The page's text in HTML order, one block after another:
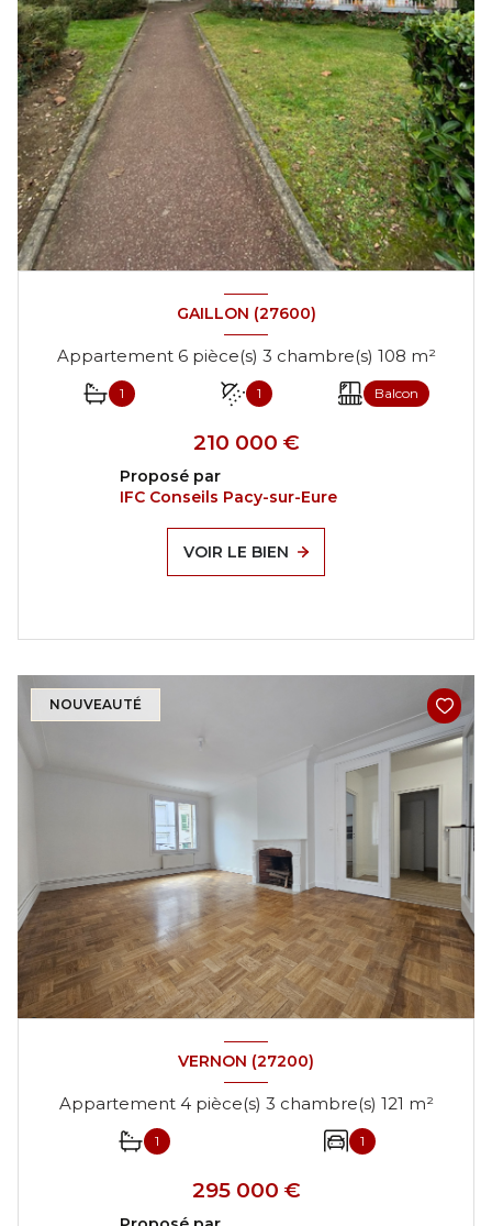
GAILLON (27600)
Appartement 6 pièce(s) 3 chambre(s) 108 m²
1 1 Balcon
210 000 €
Proposé par
IFC Conseils Pacy-sur-Eure
VOIR LE BIEN
NOUVEAUTÉ
VERNON (27200)
Appartement 4 pièce(s) 3 chambre(s) 121 m²
1 1
295 000 €